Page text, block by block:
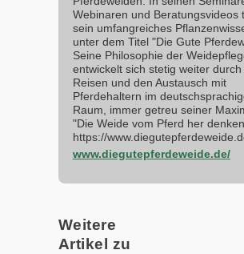
Webinaren und Beratungsvideos
sein umfangreiches
unter dem Titel "Die Gute
Seine Philosophie der
entwickelt sich stetig weiter durch
Reisen und den Austausch mit
Pferdehaltern im
Raum, immer getreu seiner
"Die Weide vom Pferd her
https://
www.diegutepferdeweide.de/
Weitere
Artikel zu